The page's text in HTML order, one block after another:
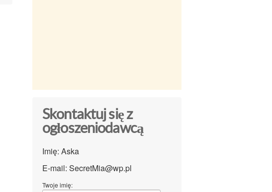
Skontaktuj się z
ogłoszeniodawcą
Imię: Aska
E-mail: SecretMia@wp.pl
Twoje imię: